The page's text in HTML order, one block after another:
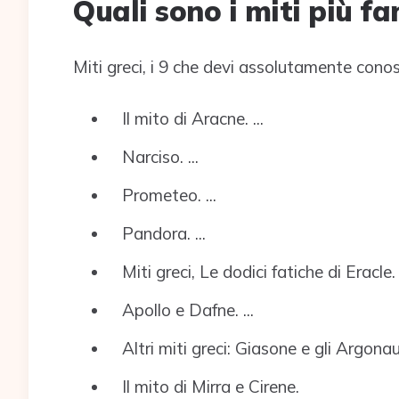
Quali sono i miti più
Miti greci, i 9 che devi assolutamente
Il mito di Aracne. ...
Narciso. ...
Prometeo. ...
Pandora. ...
Miti greci, Le dodici fatiche di Eracle.
Apollo e Dafne. ...
Altri miti greci: Giasone e gli
Il mito di Mirra e Cirene.